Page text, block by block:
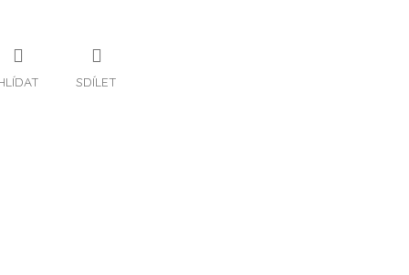
SDÍLET